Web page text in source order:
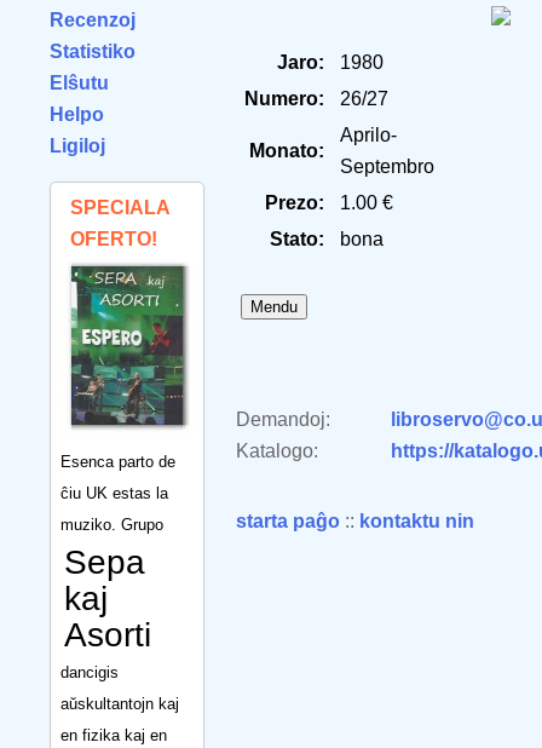
Recenzoj
Statistiko
Elŝutu
Helpo
Ligiloj
SPECIALA
OFERTO!
Esenca parto de
ĉiu UK estas la
muziko. Grupo
Sepa
kaj
Asorti
dancigis
aŭskultantojn kaj
en fizika kaj en
Jaro:
1980
Numero:
26/27
Monato:
Aprilo-
Septembro
Prezo:
1.00 €
Stato:
bona
Demandoj:
Katalogo:
https://
starta paĝo :: kontaktu nin